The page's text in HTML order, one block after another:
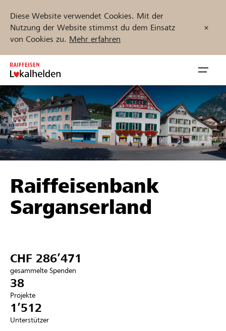
Diese Website verwendet Cookies. Mit der
Nutzung der Website stimmst du dem Einsatz
von Cookies zu. Mehr erfahren
Zum
Inhalt
springen
öffnen
Unterstützen
Hilfe & Support
Anmelden
Projekte und Organisationen finden
Jetzt starten
Raiffeisenbank
Sarganserland
CHF 286’471
gesammelte Spenden
38
Projekte
1’512
Unterstützer